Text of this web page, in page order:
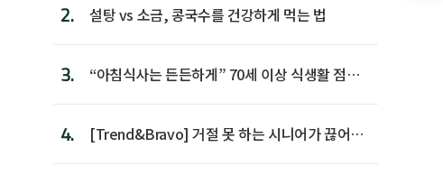
2. 설탕 vs 소금, 콩국수를 건강하게 먹는 법
3.
“아침식사는 든든하게” 70세 이상 식생활 점수
4.
[Trend&Bravo] 거절 못 하는 시니어가 끊어야